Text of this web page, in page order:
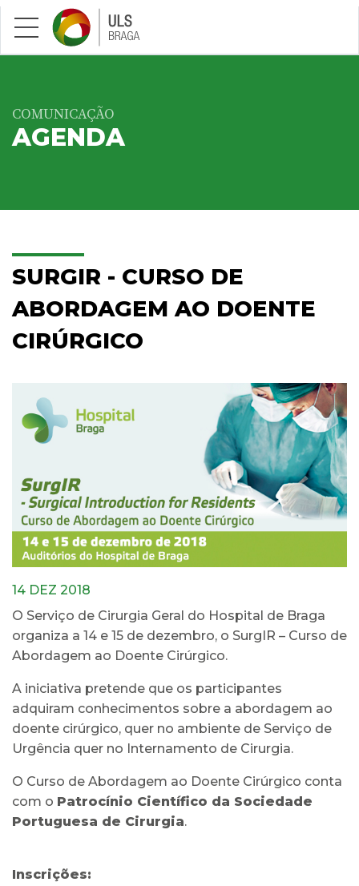
Saltar para conteúdo principal
COMUNICAÇÃO
AGENDA
SURGIR - CURSO DE
ABORDAGEM AO DOENTE
CIRÚRGICO
14 DEZ 2018
O Serviço de Cirurgia Geral do Hospital de Braga
organiza a 14 e 15 de dezembro, o SurgIR – Curso de
Abordagem ao Doente Cirúrgico.
A iniciativa pretende que os participantes
adquiram conhecimentos sobre a abordagem ao
doente cirúrgico, quer no ambiente de Serviço de
Urgência quer no Internamento de Cirurgia.
O Curso de Abordagem ao Doente Cirúrgico conta
com o Patrocínio Científico da Sociedade
Portuguesa de Cirurgia.
Inscrições: